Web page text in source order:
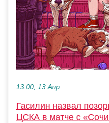
13:00, 13 Апр
Гасилин назвал
ЦСКА в матче с